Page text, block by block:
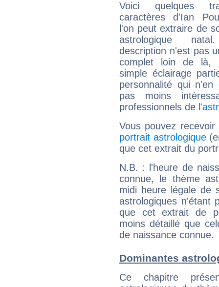
Voici quelques
caractères d'Ian
l'on peut extraire de
astrologique
description n'est pas
complet loin de là,
simple éclairage
personnalité qui n'en
pas moins
professionnels de l'
Vous pouvez
portrait astrologique
que cet extrait du
N.B. : l'heure de
connue, le thème
midi heure légale de
astrologiques n'étant
que cet extrait de
moins détaillé que
de naissance connue.
Dominantes
Ce chapitre